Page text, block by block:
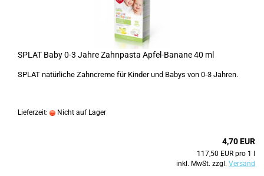
SPLAT Baby 0-3 Jahre Zahnpasta Apfel-Banane 40 ml
SPLAT natürliche Zahncreme für Kinder und Babys von 0-3 Jahren.
Lieferzeit: Nicht auf Lager
4,70 EUR
117,50 EUR pro 1 l
inkl. MwSt. zzgl. Versand